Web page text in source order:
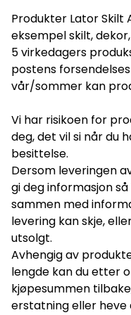
Produkter Lator Skilt
eksempel skilt,
5 virkedagers
postens
vår/sommer kan
Vi har risikoen for
deg, det vil si når du
besittelse.
Dersom leveringen
gi deg informasjon
sammen med
levering kan skje,
utsolgt.
Avhengig av
lengde kan du etter
kjøpesummen
erstatning eller heve